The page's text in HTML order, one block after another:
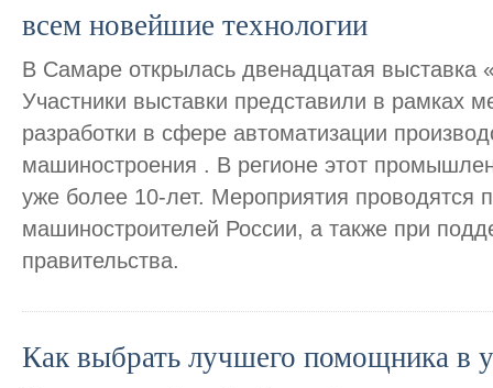
всем новейшие технологии
В Самаре открылась двенадцатая
Участники выставки представили в рамках
разработки в сфере автоматизации
машиностроения . В регионе этот
уже более 10-лет. Мероприятия проводятся
машиностроителей России, а также при
правительства.
Как выбрать лучшего помощника в